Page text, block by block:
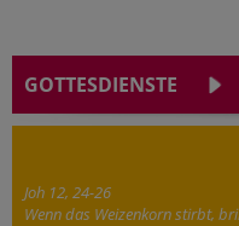
GOTTESDIENSTE
Joh 12, 24-26
Wenn das Weizenkorn stirbt,